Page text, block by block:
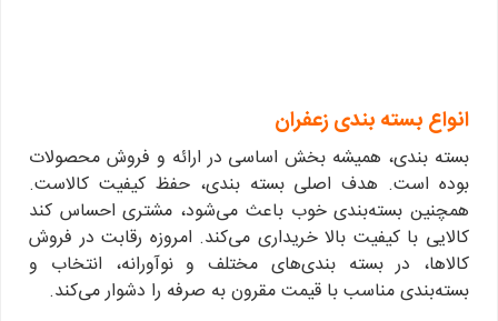
انواع بسته بندی زعفران
بسته بندی، همیشه بخش اساسی در ارائه و فروش محصولات
بوده است. هدف اصلی بسته بندی، حفظ کیفیت کالاست.
همچنین بسته‌بندی خوب باعث می‌شود، مشتری احساس کند
کالایی با کیفیت بالا خریداری می‌کند. امروزه رقابت در فروش
کالاها، در بسته بندی‌های مختلف و نوآورانه، انتخاب و
بسته‌بندی مناسب با قیمت مقرون به صرفه را دشوار می‌کند.